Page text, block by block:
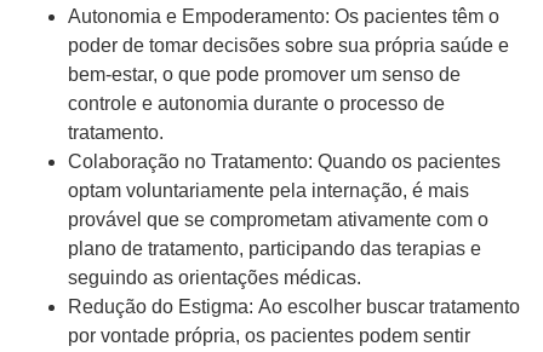
Autonomia e Empoderamento: Os pacientes têm o
poder de tomar decisões sobre sua própria saúde e
bem-estar, o que pode promover um senso de
controle e autonomia durante o processo de
tratamento.
Colaboração no Tratamento: Quando os pacientes
optam voluntariamente pela internação, é mais
provável que se comprometam ativamente com o
plano de tratamento, participando das terapias e
seguindo as orientações médicas.
Redução do Estigma: Ao escolher buscar tratamento
por vontade própria, os pacientes podem sentir